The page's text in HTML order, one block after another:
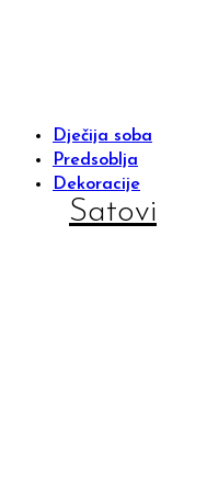
Dječija soba
Predsoblja
Dekoracije
Satovi